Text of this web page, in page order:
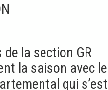
la section GR
la saison avec le
qui s’est